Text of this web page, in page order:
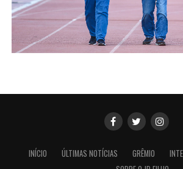
INÍCIO ÚLTIMAS NOTÍCIAS GRÊMIO